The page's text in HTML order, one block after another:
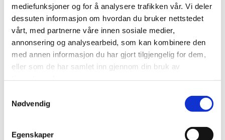
mediefunksjoner og for å analysere trafikken vår. Vi deler
dessuten informasjon om hvordan du bruker nettstedet
vårt, med partnerne våre innen sosiale medier,
annonsering og analysearbeid, som kan kombinere den
med annen informasjon du har gjort tilgjengelig for dem,
eller som de har samlet inn gjennom din bruk av
Nødvendig
Egenskaper
Anneli Lindahl
Kommunikasjonsrådgiver (I permisjon)
anneli(a)miljofyrtarn.no
41570827